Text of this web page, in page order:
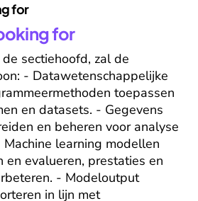
for
for
sectiehoofd, zal de
- Datawetenschappelijke
toepassen
en datasets. - Gegevens
en beheren voor analyse
learning modellen
en evalueren, prestaties en
- Modeloutput
in lijn met